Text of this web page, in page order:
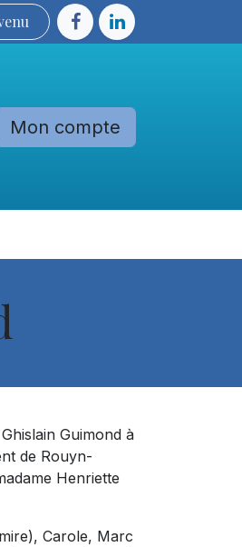
Mon compte
Guimond à
de Rouyn-
Henriette
Carole, Marc